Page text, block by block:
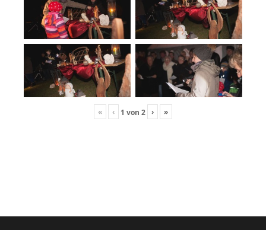
« ‹ 1 von 2 › »